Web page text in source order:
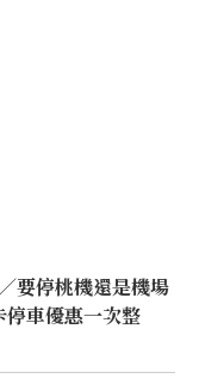
要停桃機還是機場
車優惠一次整